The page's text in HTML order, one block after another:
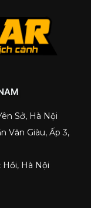
Sở, Hà Nội
Văn Giàu, Ấp 3,
Hồi, Hà Nội